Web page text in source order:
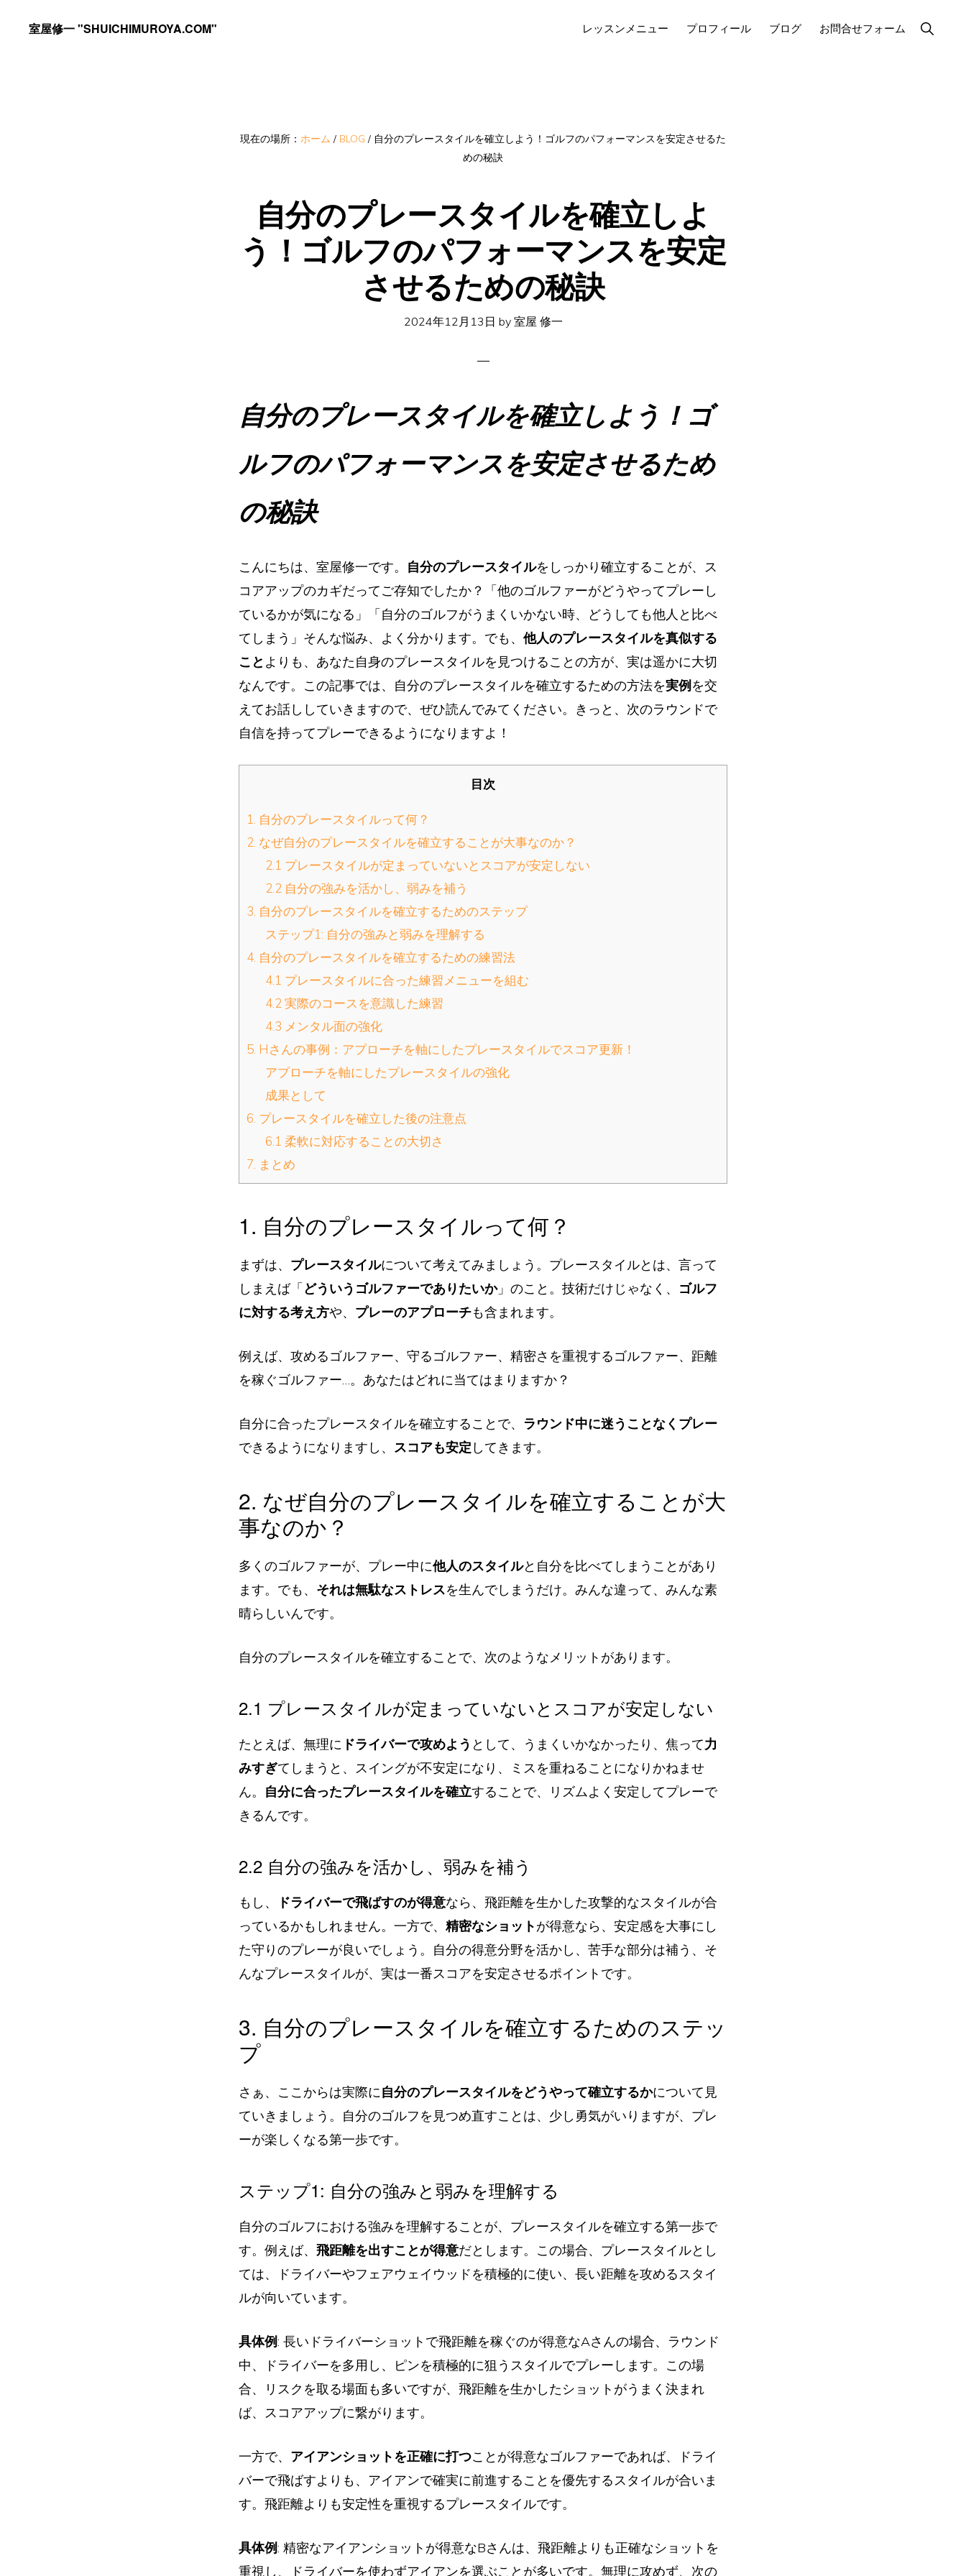
室屋修一 "SHUICHIMUROYA.COM"
レッスンメニュー プロフィール ブログ お問合せフォーム Show
Search
現在の場所： ホーム / BLOG / 自分のプレースタイルを確立しよう！ゴルフのパフォーマンスを安定させるた
めの秘訣
自分のプレースタイルを確立しよ
う！ゴルフのパフォーマンスを安定
させるための秘訣
2024年12月13日 by 室屋 修一
自分のプレースタイルを確立しよう！ゴ
ルフのパフォーマンスを安定させるため
の秘訣
こんにちは、室屋修一です。 自分のプレースタイルをしっかり確立することが、ス
コアアップのカギだってご存知でしたか？「他のゴルファーがどうやってプレーし
ているかが気になる」「自分のゴルフがうまくいかない時、どうしても他人と比べ
てしまう」そんな悩み、よく分かります。でも、 他人のプレースタイルを真似する
こと よりも、あなた自身のプレースタイルを見つけることの方が、実は遥かに大切
なんです。この記事では、自分のプレースタイルを確立するための方法を実例を交
えてお話ししていきますので、ぜひ読んでみてください。きっと、次のラウンドで
自信を持ってプレーできるようになりますよ！
目次
1. 自分のプレースタイルって何？
2. なぜ自分のプレースタイルを確立することが大事なのか？
2.1 プレースタイルが定まっていないとスコアが安定しない
2.2 自分の強みを活かし、弱みを補う
3. 自分のプレースタイルを確立するためのステップ
ステップ1: 自分の強みと弱みを理解する
4. 自分のプレースタイルを確立するための練習法
4.1 プレースタイルに合った練習メニューを組む
4.2 実際のコースを意識した練習
4.3 メンタル面の強化
5. Hさんの事例：アプローチを軸にしたプレースタイルでスコア更新！
アプローチを軸にしたプレースタイルの強化
成果として
6. プレースタイルを確立した後の注意点
6.1 柔軟に対応することの大切さ
7. まとめ
1. 自分のプレースタイルって何？
まずは、 プレースタイルについて考えてみましょう。プレースタイルとは、言って
しまえば「どういうゴルファーでありたいか」のこと。技術だけじゃなく、 ゴルフ
に対する考え方や、 プレーのアプローチも含まれます。
例えば、攻めるゴルファー、守るゴルファー、精密さを重視するゴルファー、距離
を稼ぐゴルファー…。あなたはどれに当てはまりますか？
自分に合ったプレースタイルを確立することで、 ラウンド中に迷うことなくプレー
できるようになりますし、 スコアも安定 してきます。
2. なぜ自分のプレースタイルを確立することが大
事なのか？
多くのゴルファーが、プレー中に他人のスタイルと自分を比べてしまうことがあり
ます。でも、 それは無駄なストレスを生んでしまうだけ。みんな違って、みんな素
晴らしいんです。
自分のプレースタイルを確立することで、次のようなメリットがあります。
2.1 プレースタイルが定まっていないとスコアが安定しない
たとえば、無理に ドライバーで攻めよう として、うまくいかなかったり、焦って力
みすぎてしまうと、スイングが不安定になり、ミスを重ねることになりかねませ
ん。 自分に合ったプレースタイルを確立することで、リズムよく安定してプレーで
きるんです。
2.2 自分の強みを活かし、弱みを補う
もし、 ドライバーで飛ばすのが得意なら、飛距離を生かした攻撃的なスタイルが合
っているかもしれません。一方で、 精密なショットが得意なら、安定感を大事にし
た守りのプレーが良いでしょう。自分の得意分野を活かし、苦手な部分は補う、そ
んなプレースタイルが、実は一番スコアを安定させるポイントです。
3. 自分のプレースタイルを確立するためのステッ
プ
さぁ、ここからは実際に自分のプレースタイルをどうやって確立するかについて見
ていきましょう。自分のゴルフを見つめ直すことは、少し勇気がいりますが、プレ
ーが楽しくなる第一歩です。
ステップ1: 自分の強みと弱みを理解する
自分のゴルフにおける強みを理解することが、プレースタイルを確立する第一歩で
す。例えば、 飛距離を出すことが得意だとします。この場合、プレースタイルとし
ては、ドライバーやフェアウェイウッドを積極的に使い、長い距離を攻めるスタイ
ルが向いています。
具体例: 長いドライバーショットで飛距離を稼ぐのが得意なAさんの場合、ラウンド
中、ドライバーを多用し、ピンを積極的に狙うスタイルでプレーします。この場
合、リスクを取る場面も多いですが、飛距離を生かしたショットがうまく決まれ
ば、スコアアップに繋がります。
一方で、 アイアンショットを正確に打つことが得意なゴルファーであれば、ドライ
バーで飛ばすよりも、アイアンで確実に前進することを優先するスタイルが合いま
す。飛距離よりも安定性を重視するプレースタイルです。
具体例: 精密なアイアンショットが得意なBさんは、飛距離よりも正確なショットを
重視し、ドライバーを使わずアイアンを選ぶことが多いです。無理に攻めず、次の